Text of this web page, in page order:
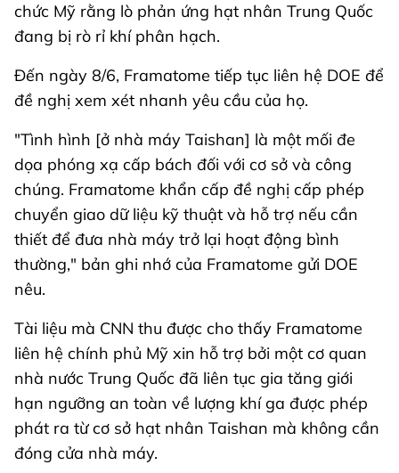
chức Mỹ rằng lò phản ứng hạt nhân Trung Quốc
đang bị rò rỉ khí phân hạch.
Đến ngày 8/6, Framatome tiếp tục liên hệ DOE để
đề nghị xem xét nhanh yêu cầu của họ.
"Tình hình [ở nhà máy Taishan] là một mối đe
dọa phóng xạ cấp bách đối với cơ sở và công
chúng. Framatome khẩn cấp đề nghị cấp phép
chuyển giao dữ liệu kỹ thuật và hỗ trợ nếu cần
thiết để đưa nhà máy trở lại hoạt động bình
thường," bản ghi nhớ của Framatome gửi DOE
nêu.
Tài liệu mà CNN thu được cho thấy Framatome
liên hệ chính phủ Mỹ xin hỗ trợ bởi một cơ quan
nhà nước Trung Quốc đã liên tục gia tăng giới
hạn ngưỡng an toàn về lượng khí ga được phép
phát ra từ cơ sở hạt nhân Taishan mà không cần
đóng cửa nhà máy.